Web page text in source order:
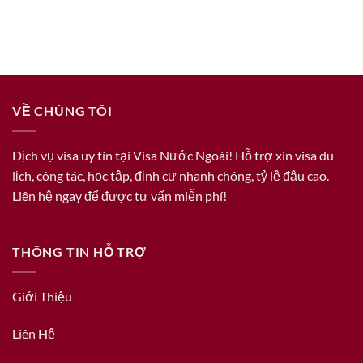
VỀ CHÚNG TÔI
Dịch vụ visa uy tín tại Visa Nước Ngoài! Hỗ trợ xin visa du
lịch, công tác, học tập, định cư nhanh chóng, tỷ lệ đậu cao.
Liên hệ ngay để được tư vấn miễn phí!
THÔNG TIN HỖ TRỢ
Giới Thiệu
Liên Hệ